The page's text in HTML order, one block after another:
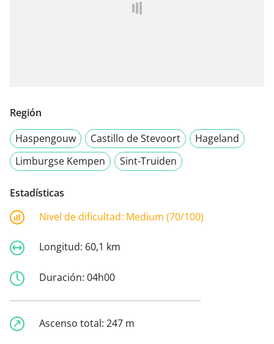
Región
Haspengouw
Castillo de Stevoort
Hageland
Limburgse Kempen
Sint-Truiden
Estadísticas
Nivel de dificultad: Medium (70/100)
Longitud: 60,1 km
Duración: 04h00
Ascenso total: 247 m